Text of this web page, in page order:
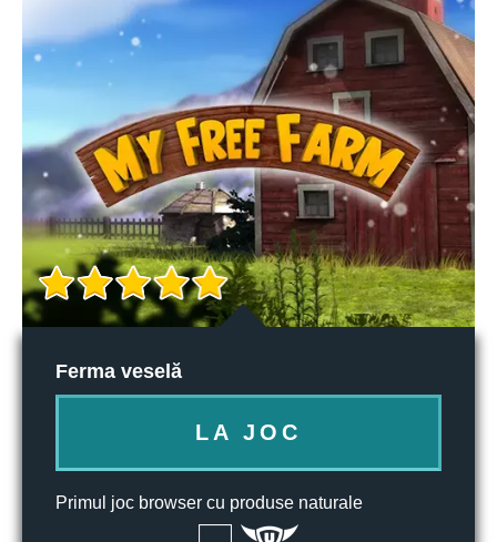
Ferma veselă
LA JOC
Primul joc browser cu produse naturale